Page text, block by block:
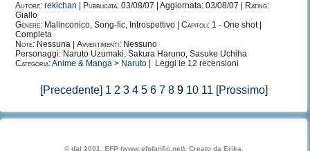
Autore: rekichan Pubblicata: 03/08/07 | Aggiornata: 03/08/07 |
Rating:
Giallo
Genere: Malinconico, Song-fic, Introspettivo | Capitoli: 1 - One shot |
Completa
Note: Nessuna | Avvertimenti: Nessuno
Personaggi: Naruto Uzumaki, Sakura Haruno, Sasuke Uchiha
Categoria:Anime & Manga > Naruto | Leggi le 12 recensioni
[Precedente] 1 2 3 4 5 6 7 89 10 11 [Prossimo]
© dal 2001, EFP (www.efpfanfic.net). Creato da Erika.